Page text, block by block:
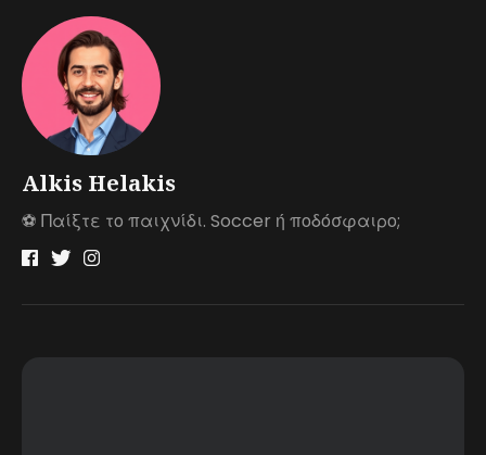
Alkis Helakis
⚽️ Παίξτε το παιχνίδι. Soccer ή ποδόσφαιρο;